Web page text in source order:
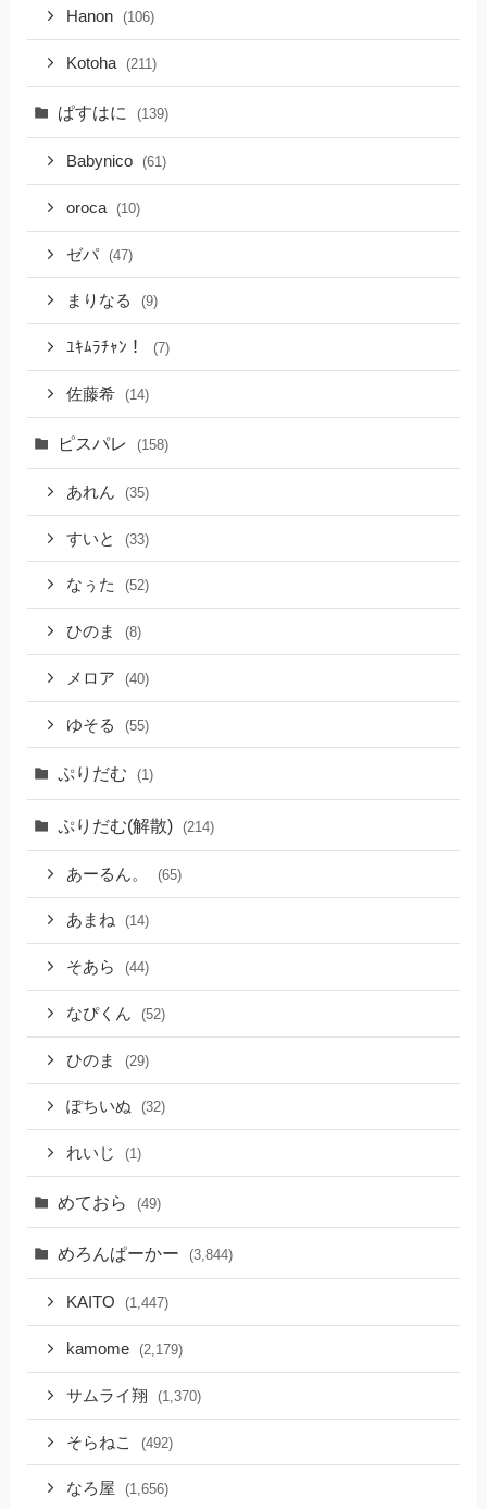
Hanon (106)
Kotoha (211)
ぱすはに (139)
Babynico (61)
oroca (10)
ゼパ (47)
まりなる (9)
ﾕｷﾑﾗﾁｬﾝ！ (7)
佐藤希 (14)
ピスパレ (158)
あれん (35)
すいと (33)
なぅた (52)
ひのま (8)
メロア (40)
ゆそる (55)
ぷりだむ (1)
ぷりだむ(解散) (214)
あーるん。 (65)
あまね (14)
そあら (44)
なぴくん (52)
ひのま (29)
ぽちいぬ (32)
れいじ (1)
めておら (49)
めろんぱーかー (3,844)
KAITO (1,447)
kamome (2,179)
サムライ翔 (1,370)
そらねこ (492)
なろ屋 (1,656)